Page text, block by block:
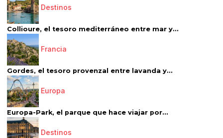
Destinos
Collioure, el tesoro mediterráneo entre mar y...
Francia
Gordes, el tesoro provenzal entre lavanda y...
Europa
Europa-Park, el parque que hace viajar por...
Destinos